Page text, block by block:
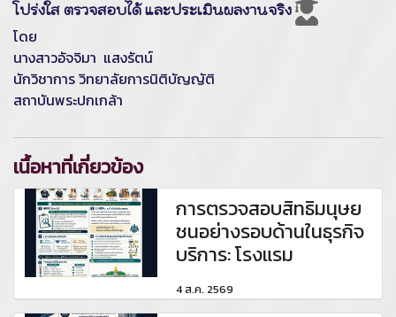
โปร่งใส ตรวจสอบได้ และประเมินผลงานจริง
โดย
นางสาวอัจจิมา แสงรัตน์
นักวิชาการ วิทยาลัยการนิติบัญญัติ
สถาบันพระปกเกล้า
เนื้อหาที่เกี่ยวข้อง
การตรวจสอบสิทธิมนุษย
ชนอย่างรอบด้านในธุรกิจ
บริการ: โรงแรม
4 ส.ค. 2569